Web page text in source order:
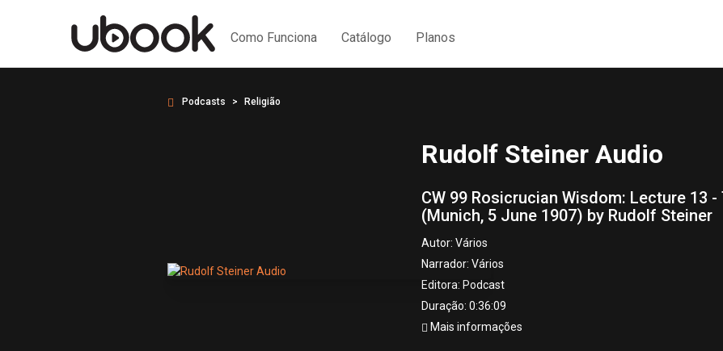
Como Funciona Catálogo Planos
Podcasts Religião
Rudolf Steiner Audio
CW 99 Rosicrucian Wisdom: Lecture 13
(Munich, 5 June 1907) by Rudolf Steiner
Autor: Vários
Narrador: Vários
Editora: Podcast
Duração: 0:36:09
Mais informações